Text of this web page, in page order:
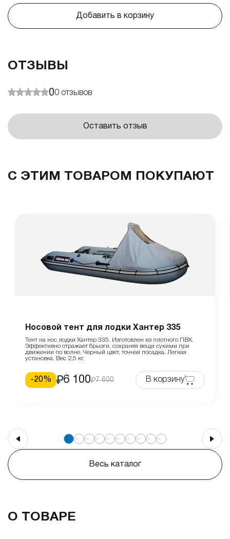
Добавить в корзину
ОТЗЫВЫ
00 отзывов
Оставить отзыв
С ЭТИМ ТОВАРОМ ПОКУПАЮТ
Носовой тент для лодки Хантер 335
Тент на нос лодки Хантер 335. Изготовлен из плотного ПВХ.
Эффективно отражает брызги, сохраняя вещи сухими при
движении по волне. Черный цвет, точная посадка. Легкая
установка. Вес 2,5 кг.
-20% 6 100 7 600 В корзину
Весь каталог
О ТОВАРЕ